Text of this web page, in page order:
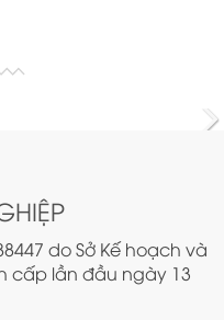
do Sở Kế hoạch và
cấp lần đầu ngày 13